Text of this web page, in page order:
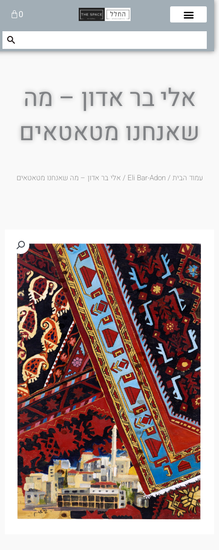
0עגלת
קניות
Search
Search Button
אלי בר אדון – מה
שאנחנו מטאטאים
עמוד הבית/
Eli Bar-Adon/ אלי בר אדון – מה שאנחנו מטאטאים